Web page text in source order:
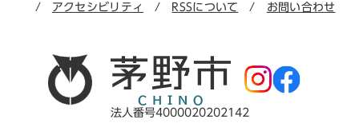
アクセシビリティ RSSについて お問い合わせ
法人番号4000020202142